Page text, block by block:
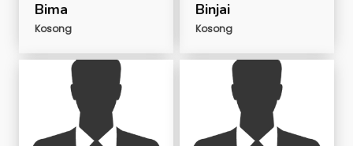
Bima
Kosong
Binjai
Kosong